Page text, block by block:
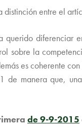
distinción entre el
querido diferenciar
sobre la
es coherente
manera que,
de 9-9-2015